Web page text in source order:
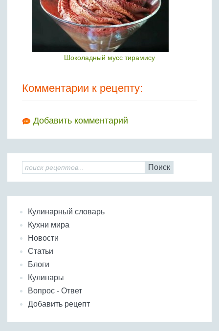
Шоколадный мусс тирамису
Комментарии к рецепту:
Добавить комментарий
Поиск
Кулинарный словарь
Кухни мира
Новости
Статьи
Блоги
Кулинары
Вопрос - Ответ
Добавить рецепт